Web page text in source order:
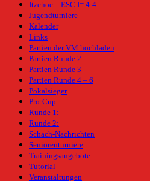
Itzehoe – ESC I= 4:4
Jugendturniere
Kalender
Links
Partien der VM hochladen
Partien Runde 2
Partien Runde 3
Partien Runde 4 – 6
Pokalsieger
Pro-Cup
Runde 1:
Runde 2:
Schach-Nachrichten
Seniorenturniere
Trainingsangebote
Tutorial
Veranstaltungen